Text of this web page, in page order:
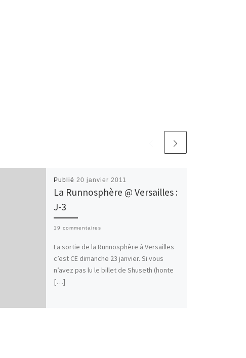
Publié 20 janvier 2011
La Runnosphère @ Versailles :
J-3
19 commentaires
La sortie de la Runnosphère à Versailles
c’est CE dimanche 23 janvier. Si vous
n’avez pas lu le billet de Shuseth (honte
[…]